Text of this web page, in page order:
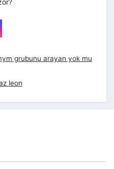
grubunu arayan yok mu
leon